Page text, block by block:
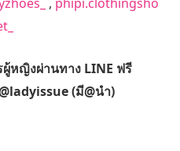
หญิงผ่านทาง LINE ฟรี
(มี@นำ)